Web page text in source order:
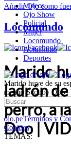
Videos
Ojo Show
Policial
Mujer
Locomundo
Actualidad
Deportes
Marido huye de su
mismo Scooby Doo
ojo.peTérminos y
Cookies
TEMAS:
AñadirOjocomo
Locomundo
Marido
ladrón
perro, a
Doo |